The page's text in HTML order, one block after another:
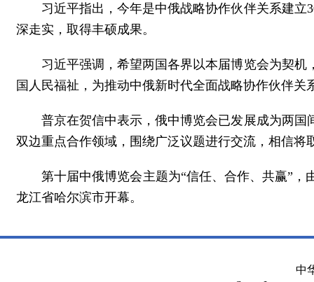
习近平指出，今年是中俄战略协作伙伴关系建
深走实，取得丰硕成果。
习近平强调，希望两国各界以本届博览会为契
国人民福祉，为推动中俄新时代全面战略协作伙伴关
普京在贺信中表示，俄中博览会已发展成为两
双边重点合作领域，围绕广泛议题进行交流，相信
第十届中俄博览会主题为“信任、合作、共赢”
龙江省哈尔滨市开幕。
中